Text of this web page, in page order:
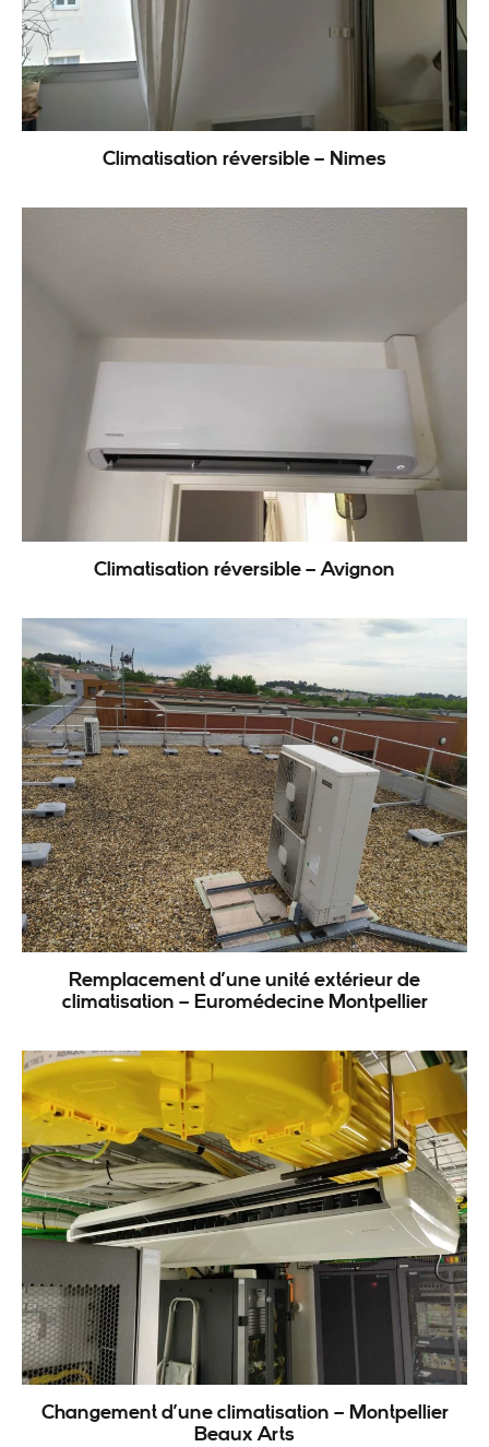
Climatisation réversible – Nimes
Climatisation réversible – Avignon
Remplacement d’une unité extérieur de
climatisation – Euromédecine Montpellier
Changement d’une climatisation – Montpellier
Beaux Arts